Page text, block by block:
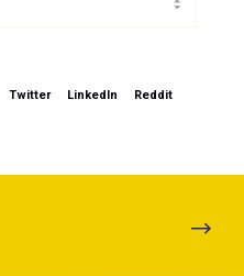
Twitter LinkedIn Reddit